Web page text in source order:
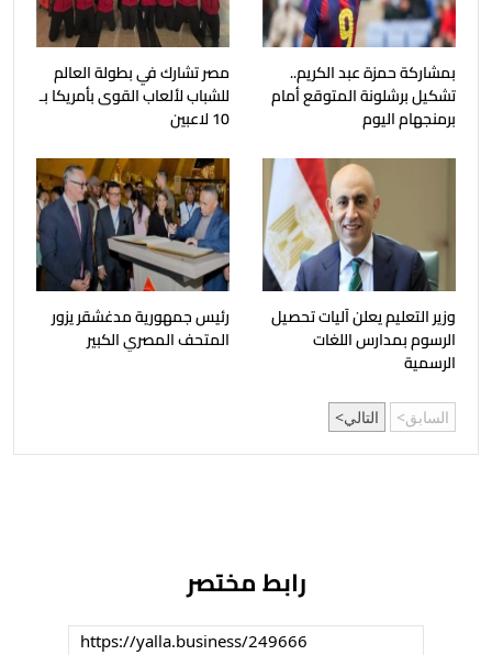
بمشاركة حمزة عبد الكريم..
تشكيل برشلونة المتوقع أمام
برمنجهام اليوم
مصر تشارك في بطولة العالم
للشباب لألعاب القوى بأمريكا بـ
10 لاعبين
وزير التعليم يعلن آليات تحصيل
الرسوم بمدارس اللغات
الرسمية
رئيس جمهورية مدغشقر يزور
المتحف المصري الكبير
السابق التالي
رابط مختصر